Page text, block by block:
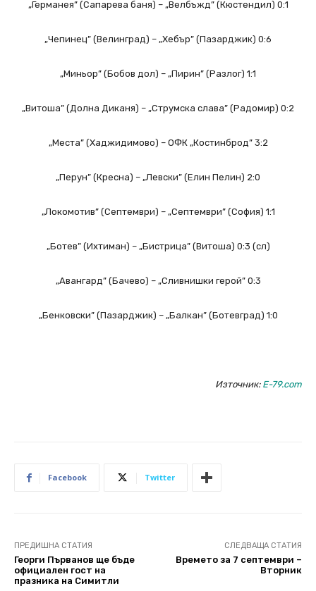
„Германея” (Сапарева баня) – „Велбъжд” (Кюстендил) 0:1
„Чепинец” (Велинград) – „Хебър” (Пазарджик) 0:6
„Миньор” (Бобов дол) – „Пирин” (Разлог) 1:1
„Витоша” (Долна Диканя) – „Струмска слава” (Радомир) 0:2
„Места” (Хаджидимово) – ОФК „Костинброд” 3:2
„Перун” (Кресна) – „Левски” (Елин Пелин) 2:0
„Локомотив” (Септември) – „Септември” (София) 1:1
„Ботев” (Ихтиман) – „Бистрица” (Витоша) 0:3 (сл)
„Авангард” (Бачево) – „Сливнишки герой” 0:3
„Бенковски” (Пазарджик) – „Балкан” (Ботевград) 1:0
Източник: E-79.com
Facebook Twitter
ПРЕДИШНА СТАТИЯ
Георги Първанов ще бъде
официален гост на
празника на Симитли
СЛЕДВАЩА СТАТИЯ
Времето за 7 септември –
Вторник